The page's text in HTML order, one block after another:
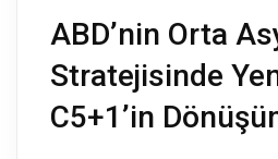
ABD’nin Orta
Stratejisinde
C5+1’in